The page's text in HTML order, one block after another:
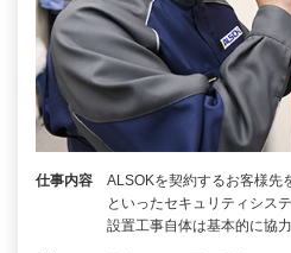
仕事内容
ALSOKを契約するお客様先
といったセキュリティシス
設置工事自体は基本的に協